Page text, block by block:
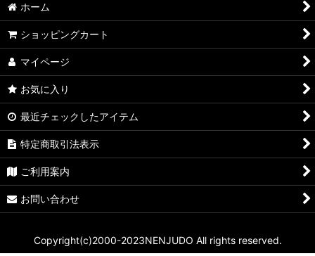
ホーム
ショッピングカート
マイページ
お気に入り
最近チェックしたアイテム
特定商取引法表示
ご利用案内
お問い合わせ
Copyright(c)2000-2023NENJUDO All rights reserved.